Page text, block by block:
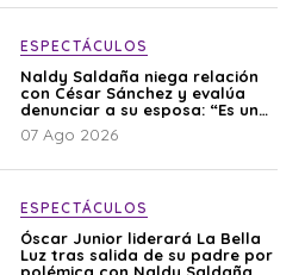
ESPECTÁCULOS
Naldy Saldaña niega relación
con César Sánchez y evalúa
denunciar a su esposa: “Es una
difamación”
07 Ago 2026
ESPECTÁCULOS
Óscar Junior liderará La Bella
Luz tras salida de su padre por
polémica con Naldy Saldaña